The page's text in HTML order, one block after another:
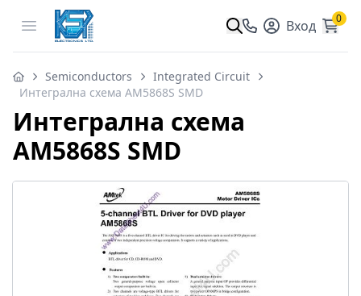
Open menu Вход 0
Semiconductors
Integrated Circuit
Интегрална схема AM5868S SMD
Интегрална схема
AM5868S SMD